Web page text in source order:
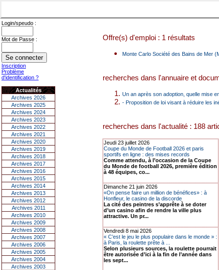
Login/speudo :
Mot de Passe :
Inscription
Problème
d'identification ?
Actualités
Archives 2026
Archives 2025
Archives 2024
Archives 2023
Archives 2022
Archives 2021
Archives 2020
Archives 2019
Archives 2018
Archives 2017
Archives 2016
Archives 2015
Archives 2014
Archives 2013
Archives 2012
Archives 2011
Archives 2010
Archives 2009
Archives 2008
Archives 2007
Archives 2006
Archives 2005
Archives 2004
Archives 2003
Offre(s) d'emploi : 1 résultats
Monte Carlo Société des Bains de Mer
recherches dans l'annuaire et
Un an après son adoption, quelle mise
- Proposition de loi visant à réduire les
recherches dans l'actualité : 188
Jeudi 23 juillet 2026
Coupe du Monde de Football 2026 et paris
sportifs en ligne : des mises records
Comme attendu, à l’occasion de la Coupe
du Monde de football 2026, première édition
à 48 équipes, co...
Dimanche 21 juin 2026
«On pense faire un million de bénéfices» : à
Honfleur, le casino de la discorde
La cité des peintres s’apprête à se doter
d’un casino afin de rendre la ville plus
attractive. Un pr...
Vendredi 8 mai 2026
« C’est le jeu le plus populaire dans le monde » :
à Paris, la roulette prête à ...
Selon plusieurs sources, la roulette pourrait
être autorisée d’ici à la fin de l’année dans
les sept...